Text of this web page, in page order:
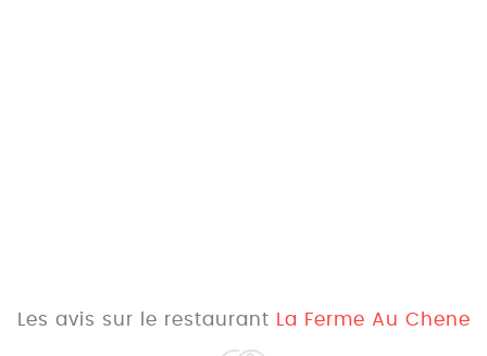
Les avis sur le restaurant La Ferme Au Chene